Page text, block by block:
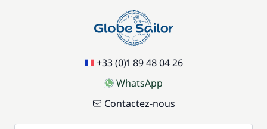
+33 (0)1 89 48 04 26
WhatsApp
Contactez-nous